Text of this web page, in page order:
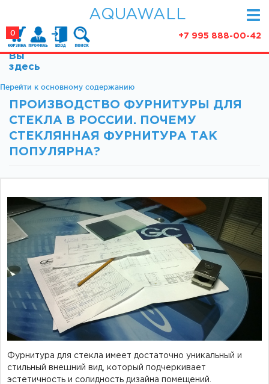
Перейти к основному содержанию
AQUAWALL
+7 995 888-00-42
0
КАТАЛОГ
Фурнитура для раздвижных дверей (закрытые
Фурнитура для раздвижных дверей (открытые
механизмы)
Фурнитура для маятниковых дверей
Ручки, кнобы
Зажимные профили
Фурнитура для межкомнатных дверей
Фурнитура для душевых ограждений (раздвижная
серия)
Фурнитура для душевых ограждений (распашная серия)
Двери межкомнатные цельностеклянные
АКЦИИ
ПАРТНЕРСТВО
СТАТЬИ
О КОМПАНИИ
Вы
здесь
ПРОИЗВОДСТВО ФУРНИТУРЫ ДЛЯ
СТЕКЛА В РОССИИ. ПОЧЕМУ
СТЕКЛЯННАЯ ФУРНИТУРА ТАК
ПОПУЛЯРНА?
Фурнитура для стекла имеет достаточно уникальный и
стильный внешний вид, который подчеркивает
эстетичность и солидность дизайна помещений.